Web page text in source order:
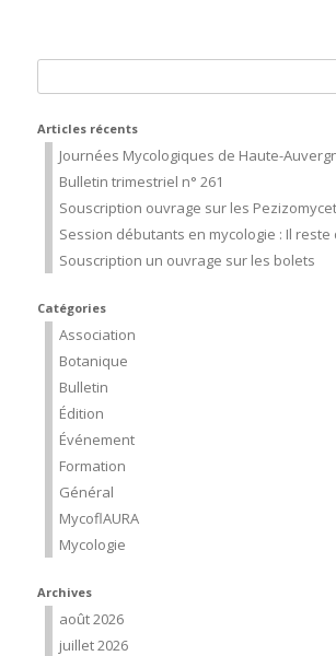
Articles récents
Journées Mycologiques de Haute-
Bulletin trimestriel n° 261
Souscription ouvrage sur les
Session débutants en mycologie : Il reste
Souscription un ouvrage sur les bolets
Catégories
Association
Botanique
Bulletin
Édition
Événement
Formation
Général
MycoflAURA
Mycologie
Archives
août 2026
juillet 2026